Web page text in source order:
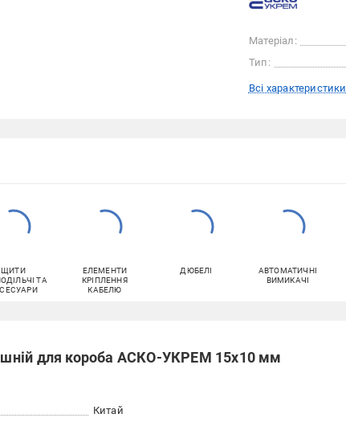
Матеріал:
Тип:
Всі характеристики
ЩИТИ
ТА
ЕЛЕМЕНТИ
КРІПЛЕННЯ
КАБЕЛЮ
ДЮБЕЛІ
АВТОМАТИЧНІ
ВИМИКАЧІ
для короба АСКО-УКРЕМ 15х10 мм
Китай